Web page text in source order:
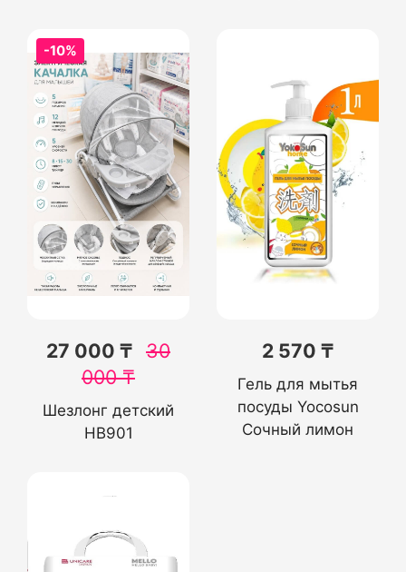
-10%
27 000 ₸ 30
000₸
Шезлонг детский
HB901
2 570 ₸
Гель для мытья
посуды Yocosun
Сочный лимон